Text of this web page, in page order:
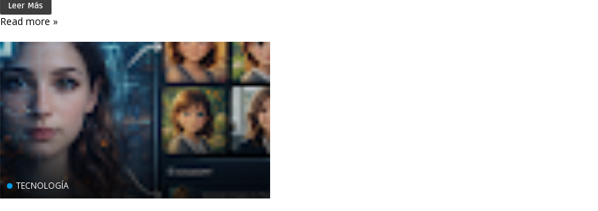
Leer Más
Read more »
TECNOLOGÍA